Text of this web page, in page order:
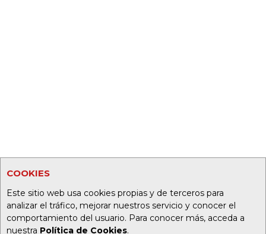
COOKIES
Este sitio web usa cookies propias y de terceros para
analizar el tráfico, mejorar nuestros servicio y conocer el
comportamiento del usuario. Para conocer más, acceda a
nuestra Política de Cookies.